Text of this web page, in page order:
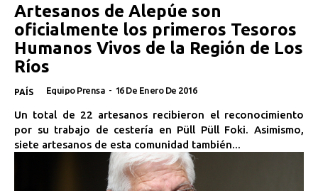
Artesanos de Alepúe son
oficialmente los primeros Tesoros
Humanos Vivos de la Región de Los
Ríos
PAÍS Equipo Prensa - 16 De Enero De 2016
Un total de 22 artesanos recibieron el reconocimiento
por su trabajo de cestería en Püll Püll Foki. Asimismo,
siete artesanos de esta comunidad también...